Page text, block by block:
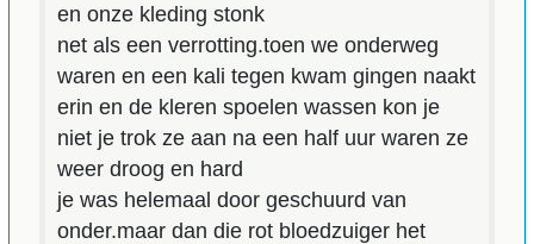
en onze kleding stonk
net als een verrotting.toen we onderweg
waren en een kali tegen kwam gingen naakt
erin en de kleren spoelen wassen kon je
niet je trok ze aan na een half uur waren ze
weer droog en hard
je was helemaal door geschuurd van
onder.maar dan die rot bloedzuiger het